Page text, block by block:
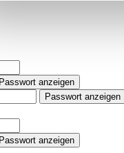
an unsere Partner
mit weiteren
Dienste gesammelt
Passwort anzeigen
Passwort anzeigen
Passwort anzeigen